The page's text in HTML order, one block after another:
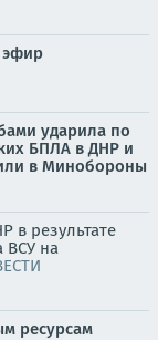
эфир
ударила по
БПЛА в ДНР и
в Минобороны
в результате
ВСУ на
ресурсам